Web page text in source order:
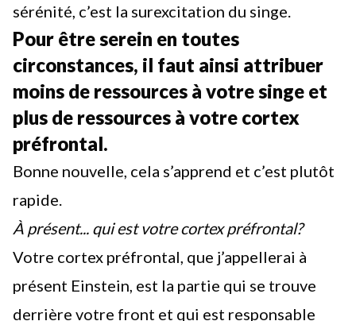
sérénité, c’est la surexcitation du singe.
Pour être serein en toutes
circonstances, il faut ainsi attribuer
moins de ressources à votre singe et
plus de ressources à votre cortex
préfrontal.
Bonne nouvelle, cela s’apprend et c’est plutôt
rapide.
À présent... qui est votre cortex préfrontal?
Votre cortex préfrontal, que j’appellerai à
présent Einstein, est la partie qui se trouve
derrière votre front et qui est responsable